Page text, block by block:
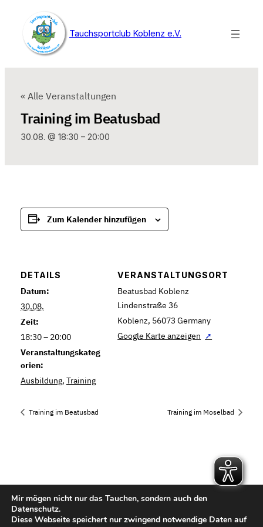
Tauchsportclub Koblenz e.V.
« Alle Veranstaltungen
Training im Beatusbad
30.08. @ 18:30 – 20:00
Zum Kalender hinzufügen
DETAILS
Datum:
30.08.
Zeit:
18:30 – 20:00
Veranstaltungskateg
orien:
Ausbildung, Training
VERANSTALTUNGSORT
Beatusbad Koblenz
Lindenstraße 36
Koblenz, 56073 Germany
Google Karte anzeigen
Training im Beatusbad Training im Moselbad
Kontakt
Impressum
Mir mögen nicht nur das Tauchen, sondern auch den
Datenschutz.
Diese Webseite speichert nur zwingend notwendige Daten auf